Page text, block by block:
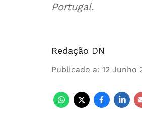
Portugal.
Redação DN
Publicado a: 12 Junho